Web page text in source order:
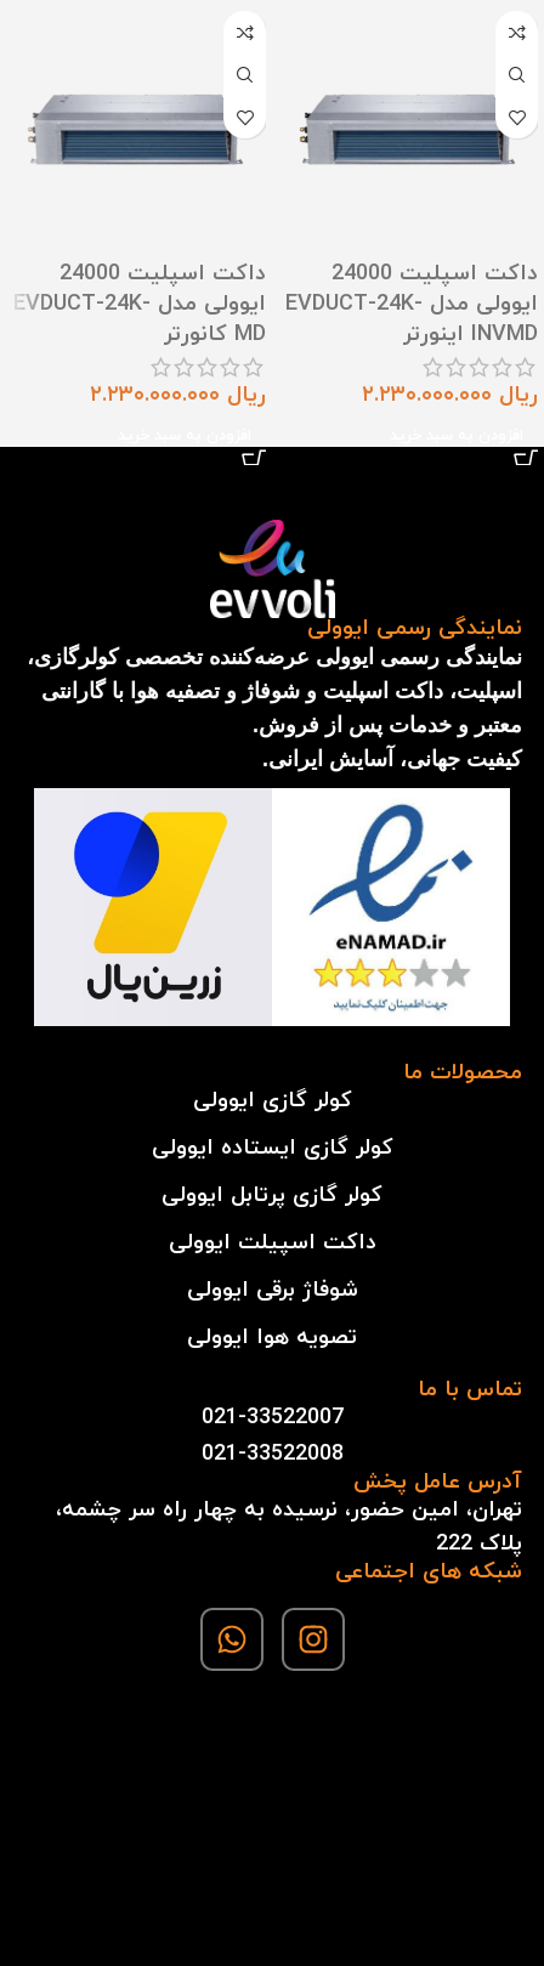
داکت اسپلیت 24000
ایوولی مدل EVDUCT-24K-
INVMD اینورتر
ریال
داکت اسپلیت 24000
ایوولی مدل EVDUCT-24K-
MD کانورتر
ریال
نمایندگی رسمی ایوولی
نمایندگی رسمی ایوولی عرضه‌کننده تخصصی کولرگازی،
اسپلیت، داکت اسپلیت و شوفاژ و تصفیه هوا با گارانتی
معتبر و خدمات پس از فروش.
کیفیت جهانی، آسایش ایرانی.
محصولات ما
کولر گازی ایوولی
کولر گازی ایستاده ایوولی
کولر گازی پرتابل ایوولی
داکت اسپیلت ایوولی
شوفاژ برقی ایوولی
تصویه هوا ایوولی
تماس با ما
021-33522007
021-33522008
آدرس عامل پخش
تهران، امین حضور، نرسیده به چهار راه سر چشمه،
پلاک 222
شبکه های اجتماعی